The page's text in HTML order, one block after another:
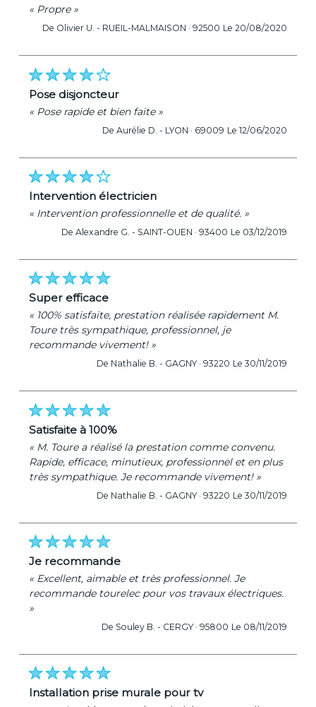
« Propre »
De Olivier U. - RUEIL-MALMAISON · 92500 Le 20/08/2020
pose disjoncteur
« Pose rapide et bien faite »
De Aurélie D. - LYON · 69009 Le 12/06/2020
intervention électricien
« Intervention professionnelle et de qualité. »
De Alexandre G. - SAINT-OUEN · 93400 Le 03/12/2019
super efficace
« 100% satisfaite, prestation réalisée rapidement M.
Toure très sympathique, professionnel, je
recommande vivement! »
De Nathalie B. - GAGNY · 93220 Le 30/11/2019
satisfaite à 100%
« M. Toure a réalisé la prestation comme convenu.
Rapide, efficace, minutieux, professionnel et en plus
très sympathique. Je recommande vivement! »
De Nathalie B. - GAGNY · 93220 Le 30/11/2019
je recommande
« Excellent, aimable et très professionnel. Je
recommande tourelec pour vos travaux électriques.
»
De Souley B. - CERGY · 95800 Le 08/11/2019
installation prise murale pour tv